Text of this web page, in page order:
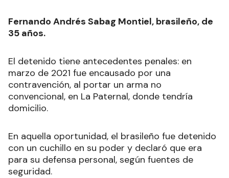
Fernando Andrés Sabag Montiel, brasileño, de
35 años.
El detenido tiene antecedentes penales: en
marzo de 2021 fue encausado por una
contravención, al portar un arma no
convencional, en La Paternal, donde tendría
domicilio.
En aquella oportunidad, el brasileño fue detenido
con un cuchillo en su poder y declaró que era
para su defensa personal, según fuentes de
seguridad.